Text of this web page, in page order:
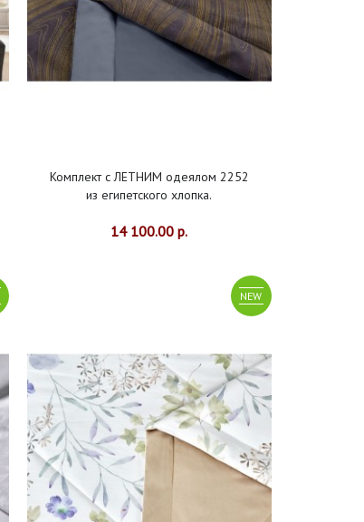
Комплект с ЛЕТНИМ одеялом 2252
из египетского хлопка.
14 100.00 р.
NEW